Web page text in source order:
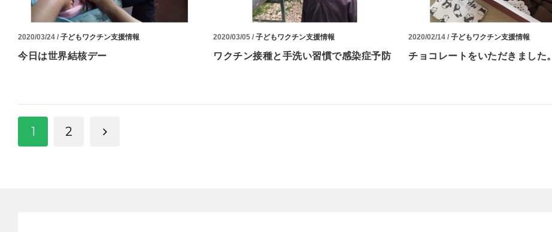
2020/03/24 / 子どもワクチン支援情報
今日は世界結核デー
2020/03/05 / 子どもワクチン支援情報
ワクチン接種と手洗い習慣で感染症予防
2020/02/14 / 子どもワクチン支援情報
チョコレートをいただきました。
1 2